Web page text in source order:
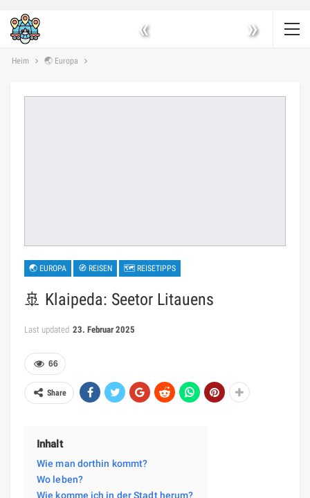
« »
Heim 🌏 Europa
🌏 EUROPA 🧭 REISEN 🗺 REISETIPPS
🚢 Klaipeda: Seetor Litauens
Last updated 23. Februar 2025
66
Share
Inhalt
Wie man dorthin kommt?
Wo leben?
Wie komme ich in der Stadt herum?